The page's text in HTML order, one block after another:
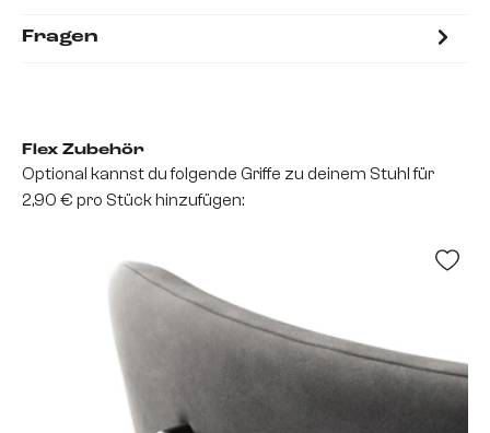
Fragen
Flex Zubehör
Optional kannst du folgende Griffe zu deinem Stuhl für
2,90 € pro Stück hinzufügen: